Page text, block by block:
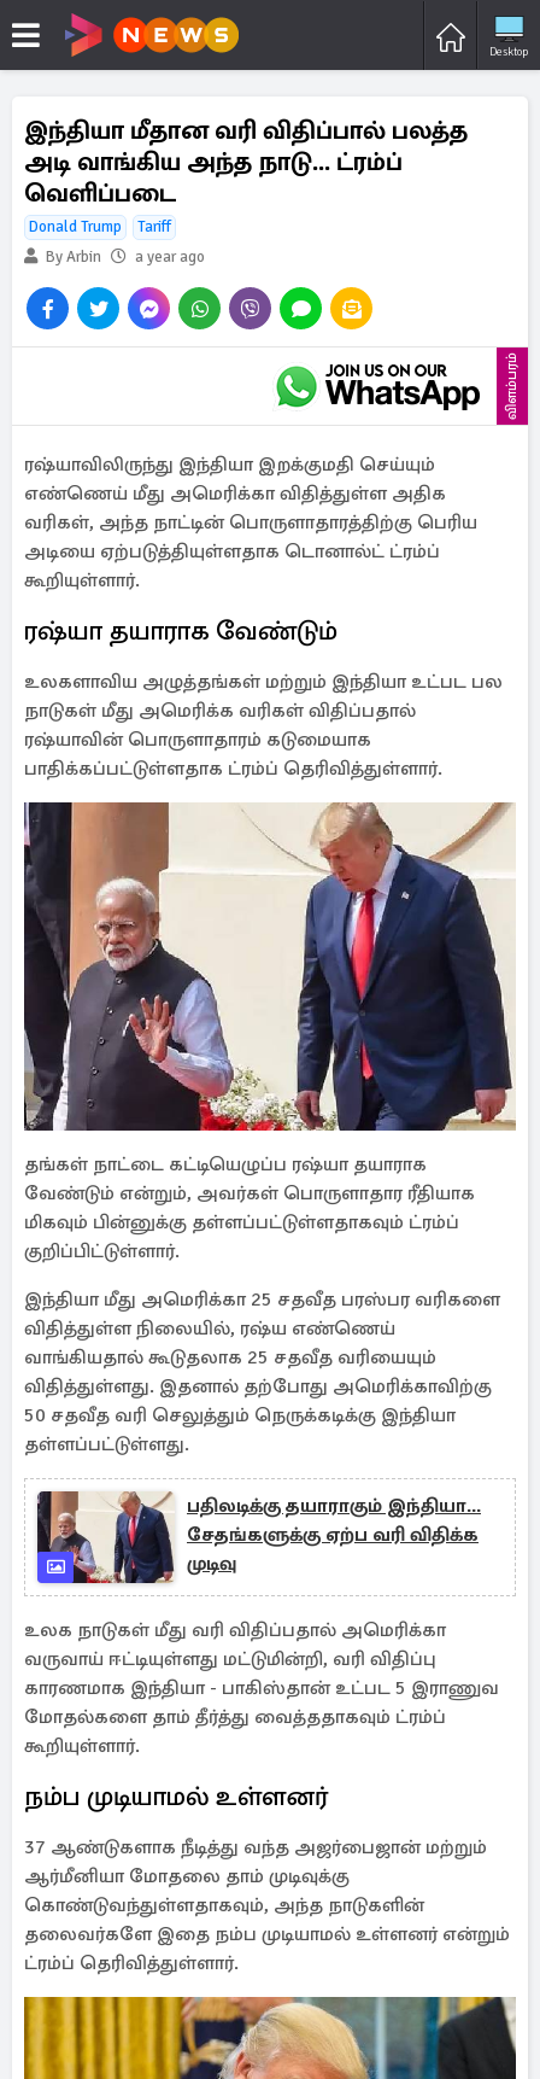
Desktop
இந்தியா மீதான வரி விதிப்பால் பலத்த
அடி வாங்கிய அந்த நாடு... ட்ரம்ப்
வெளிப்படை
Donald Trump
Tariff
By Arbin
a year ago
விளம்பரம்
ரஷ்யாவிலிருந்து இந்தியா இறக்குமதி செய்யும்
எண்ணெய் மீது அமெரிக்கா விதித்துள்ள அதிக
வரிகள், அந்த நாட்டின் பொருளாதாரத்திற்கு பெரிய
அடியை ஏற்படுத்தியுள்ளதாக டொனால்ட் ட்ரம்ப்
கூறியுள்ளார்.
ரஷ்யா தயாராக வேண்டும்
உலகளாவிய அழுத்தங்கள் மற்றும் இந்தியா உட்பட பல
நாடுகள் மீது அமெரிக்க வரிகள் விதிப்பதால்
ரஷ்யாவின் பொருளாதாரம் கடுமையாக
பாதிக்கப்பட்டுள்ளதாக ட்ரம்ப் தெரிவித்துள்ளார்.
தங்கள் நாட்டை கட்டியெழுப்ப ரஷ்யா தயாராக
வேண்டும் என்றும், அவர்கள் பொருளாதார ரீதியாக
மிகவும் பின்னுக்கு தள்ளப்பட்டுள்ளதாகவும் ட்ரம்ப்
குறிப்பிட்டுள்ளார்.
இந்தியா மீது அமெரிக்கா 25 சதவீத பரஸ்பர வரிகளை
விதித்துள்ள நிலையில், ரஷ்ய எண்ணெய்
வாங்கியதால் கூடுதலாக 25 சதவீத வரியையும்
விதித்துள்ளது. இதனால் தற்போது அமெரிக்காவிற்கு
50 சதவீத வரி செலுத்தும் நெருக்கடிக்கு இந்தியா
தள்ளப்பட்டுள்ளது.
பதிலடிக்கு தயாராகும் இந்தியா...
சேதங்களுக்கு ஏற்ப வரி விதிக்க
முடிவு
உலக நாடுகள் மீது வரி விதிப்பதால் அமெரிக்கா
வருவாய் ஈட்டியுள்ளது மட்டுமின்றி, வரி விதிப்பு
காரணமாக இந்தியா - பாகிஸ்தான் உட்பட 5 இராணுவ
மோதல்களை தாம் தீர்த்து வைத்ததாகவும் ட்ரம்ப்
கூறியுள்ளார்.
நம்ப முடியாமல் உள்ளனர்
37 ஆண்டுகளாக நீடித்து வந்த அஜர்பைஜான் மற்றும்
ஆர்மீனியா மோதலை தாம் முடிவுக்கு
கொண்டுவந்துள்ளதாகவும், அந்த நாடுகளின்
தலைவர்களே இதை நம்ப முடியாமல் உள்ளனர் என்றும்
ட்ரம்ப் தெரிவித்துள்ளார்.